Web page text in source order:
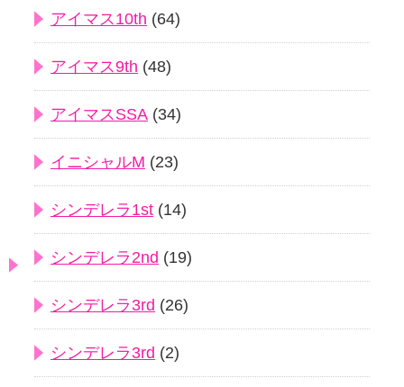
アイマス10th (64)
アイマス9th (48)
アイマスSSA (34)
イニシャルM (23)
シンデレラ1st (14)
シンデレラ2nd (19)
シンデレラ3rd (26)
シンデレラ3rd (2)